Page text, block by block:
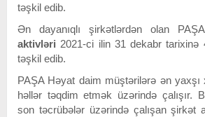
təşkil edib.
Ən dayanıqlı şirkətlərdən olan
aktivləri 2021-ci ilin 31 dekabr tarixinə
təşkil edib.
PAŞA Həyat daim müştərilərə ən
həllər təqdim etmək üzərində çalışır.
son təcrübələr üzərində çalışan şirkət